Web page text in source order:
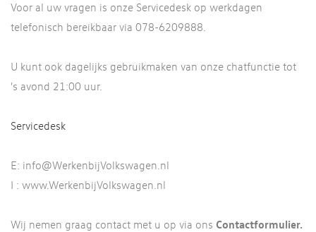
Voor al uw vragen is onze Servicedesk op werkdagen
telefonisch bereikbaar via 078-6209888.
U kunt ook dagelijks gebruikmaken van onze chatfunctie tot
's avond 21:00 uur.
Servicedesk
E: info@WerkenbijVolkswagen.nl
I : www.WerkenbijVolkswagen.nl
Wij nemen graag contact met u op via ons Contactformulier.